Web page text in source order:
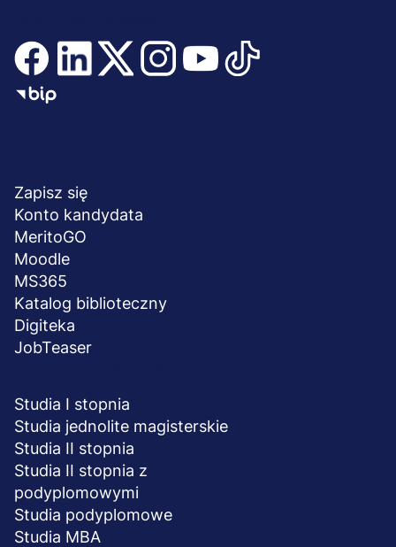
stopka
Zapisz się
Konto kandydata
MeritoGO
Moodle
MS365
Katalog biblioteczny
Digiteka
JobTeaser
Studia I stopnia
Studia jednolite magisterskie
Studia II stopnia
Studia II stopnia z
podyplomowymi
Studia podyplomowe
Studia MBA